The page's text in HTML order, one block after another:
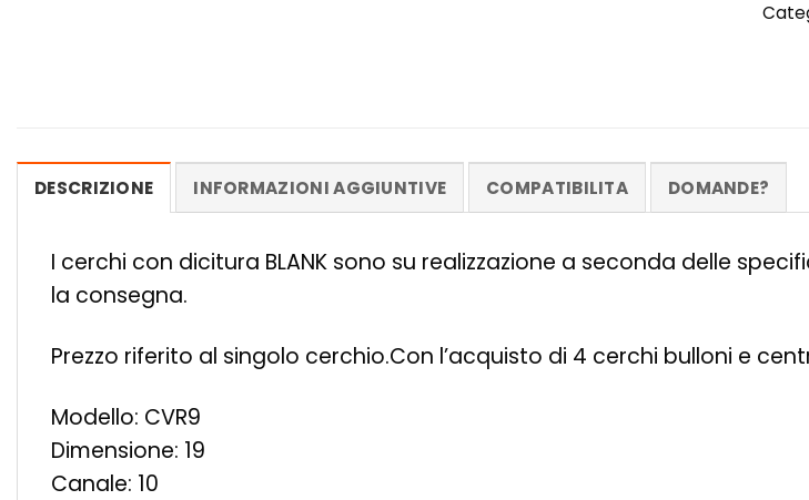
DESCRIZIONE INFORMAZIONI AGGIUNTIVE COMPATIBILITA DOMANDE?
I cerchi con dicitura BLANK sono su realizzazione a seconda delle
la consegna.
Prezzo riferito al singolo cerchio.Con l’acquisto di 4 cerchi bulloni e
Modello: CVR9
Dimensione: 19
Canale: 10